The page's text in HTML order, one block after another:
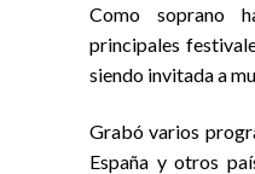
Como soprano
principales
siendo invitada a
Grabó varios
España y otros